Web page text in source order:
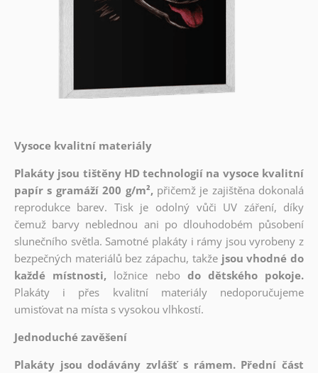
Vysoce kvalitní materiály
Plakáty jsou tištěny HD technologií na vysoce kvalitní
papír s gramáží 200 g/m², přičemž je zajištěna dokonalá
reprodukce barev. Tisk je odolný vůči UV záření, díky
čemuž barvy neblednou ani po dlouhodobém působení
slunečního světla. Samotné plakáty i rámy jsou vyrobeny z
bezpečných materiálů bez zápachu, takže jsou vhodné do
každé místnosti, ložnice nebo do dětského pokoje.
Plakáty i přes kvalitní materiály nedoporučujeme
umisťovat na místa s vysokou vlhkostí.
Jednoduché zavěšení
Plakáty jsou dodávány zvlášť s rámem. Přední část